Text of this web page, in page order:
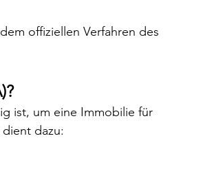
offiziellen Verfahren des
ist, um eine Immobilie für
dazu: